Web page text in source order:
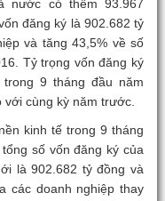
nước có thêm 93.967
đăng ký là 902.682 tỷ
và tăng 43,5% về số
Tỷ trọng vốn đăng ký
9 tháng đầu năm
với cùng kỳ năm trước.
kinh tế trong 9 tháng
số vốn đăng ký của
là 902.682 tỷ đồng và
các doanh nghiệp thay